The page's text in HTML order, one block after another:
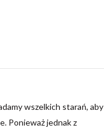
wszelkich starań, aby
Ponieważ jednak z